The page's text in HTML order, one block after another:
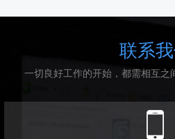
联系
一切良好工作的开始，都需相互之